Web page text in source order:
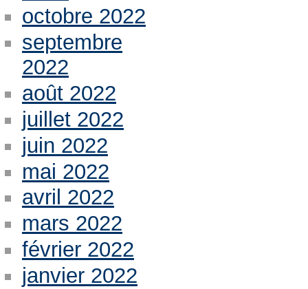
octobre 2022
septembre
2022
août 2022
juillet 2022
juin 2022
mai 2022
avril 2022
mars 2022
février 2022
janvier 2022